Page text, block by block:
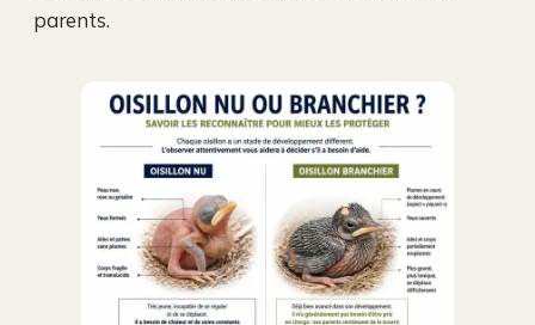
parents.